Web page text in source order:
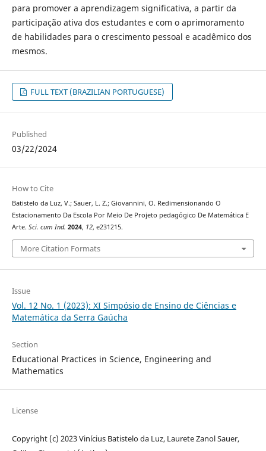
para promover a aprendizagem significativa, a partir da
participação ativa dos estudantes e com o aprimoramento
de habilidades para o crescimento pessoal e acadêmico dos
mesmos.
FULL TEXT (BRAZILIAN PORTUGUESE)
Published
03/22/2024
How to Cite
Batistelo da Luz, V.; Sauer, L. Z.; Giovannini, O. Redimensionando O
Estacionamento Da Escola Por Meio De Projeto pedagógico De Matemática E
Arte. Sci. cum Ind. 2024, 12, e231215.
More Citation Formats
Issue
Vol. 12 No. 1 (2023): XI Simpósio de Ensino de Ciências e
Matemática da Serra Gaúcha
Section
Educational Practices in Science, Engineering and
Mathematics
License
Copyright (c) 2023 Vinícius Batistelo da Luz, Laurete Zanol Sauer,